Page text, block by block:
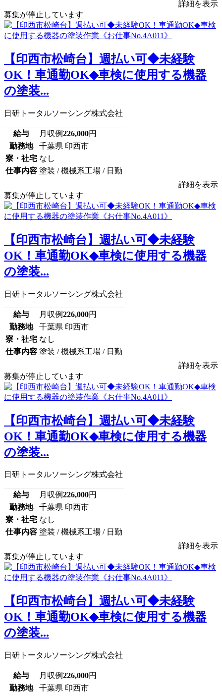
詳細を表示
募集が停止しています
【印西市松崎台】週払い可◆未経験
OK！車通勤OK◆車検に使用する機器
の塗装...
日研トータルソーシング株式会社
給与 月収例226,000円
勤務地
千葉県 印西市
寮・社宅 なし
仕事内容 塗装 / 機械系工場 / 日勤
詳細を表示
募集が停止しています
【印西市松崎台】週払い可◆未経験
OK！車通勤OK◆車検に使用する機器
の塗装...
日研トータルソーシング株式会社
給与 月収例226,000円
勤務地
千葉県 印西市
寮・社宅 なし
仕事内容 塗装 / 機械系工場 / 日勤
詳細を表示
募集が停止しています
【印西市松崎台】週払い可◆未経験
OK！車通勤OK◆車検に使用する機器
の塗装...
日研トータルソーシング株式会社
給与 月収例226,000円
勤務地
千葉県 印西市
寮・社宅 なし
仕事内容 塗装 / 機械系工場 / 日勤
詳細を表示
募集が停止しています
【印西市松崎台】週払い可◆未経験
OK！車通勤OK◆車検に使用する機器
の塗装...
日研トータルソーシング株式会社
給与 月収例226,000円
勤務地
千葉県 印西市